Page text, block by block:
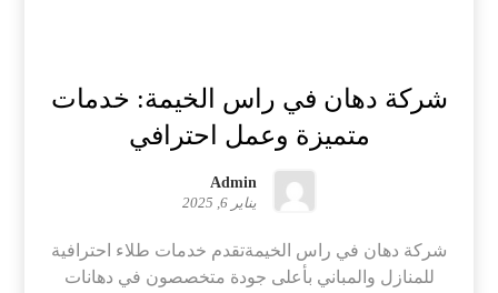
شركة دهان في راس الخيمة: خدمات
متميزة وعمل احترافي
Admin
يناير 6, 2025
شركة دهان في راس الخيمةتقدم خدمات طلاء احترافية
للمنازل والمباني بأعلى جودة متخصصون في دهانات